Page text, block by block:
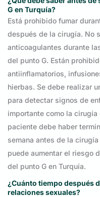
G en Turquía?
Está prohibido fumar
después de la cirugía. No
anticoagulantes durante
del punto G. Están
antiinflamatorios,
hierbas. Se debe realizar
para detectar signos de
importante como la
paciente debe haber
semana antes de la
puede aumentar el riesgo
del punto G en Turquía.
¿Cuánto tiempo después
relaciones sexuales?